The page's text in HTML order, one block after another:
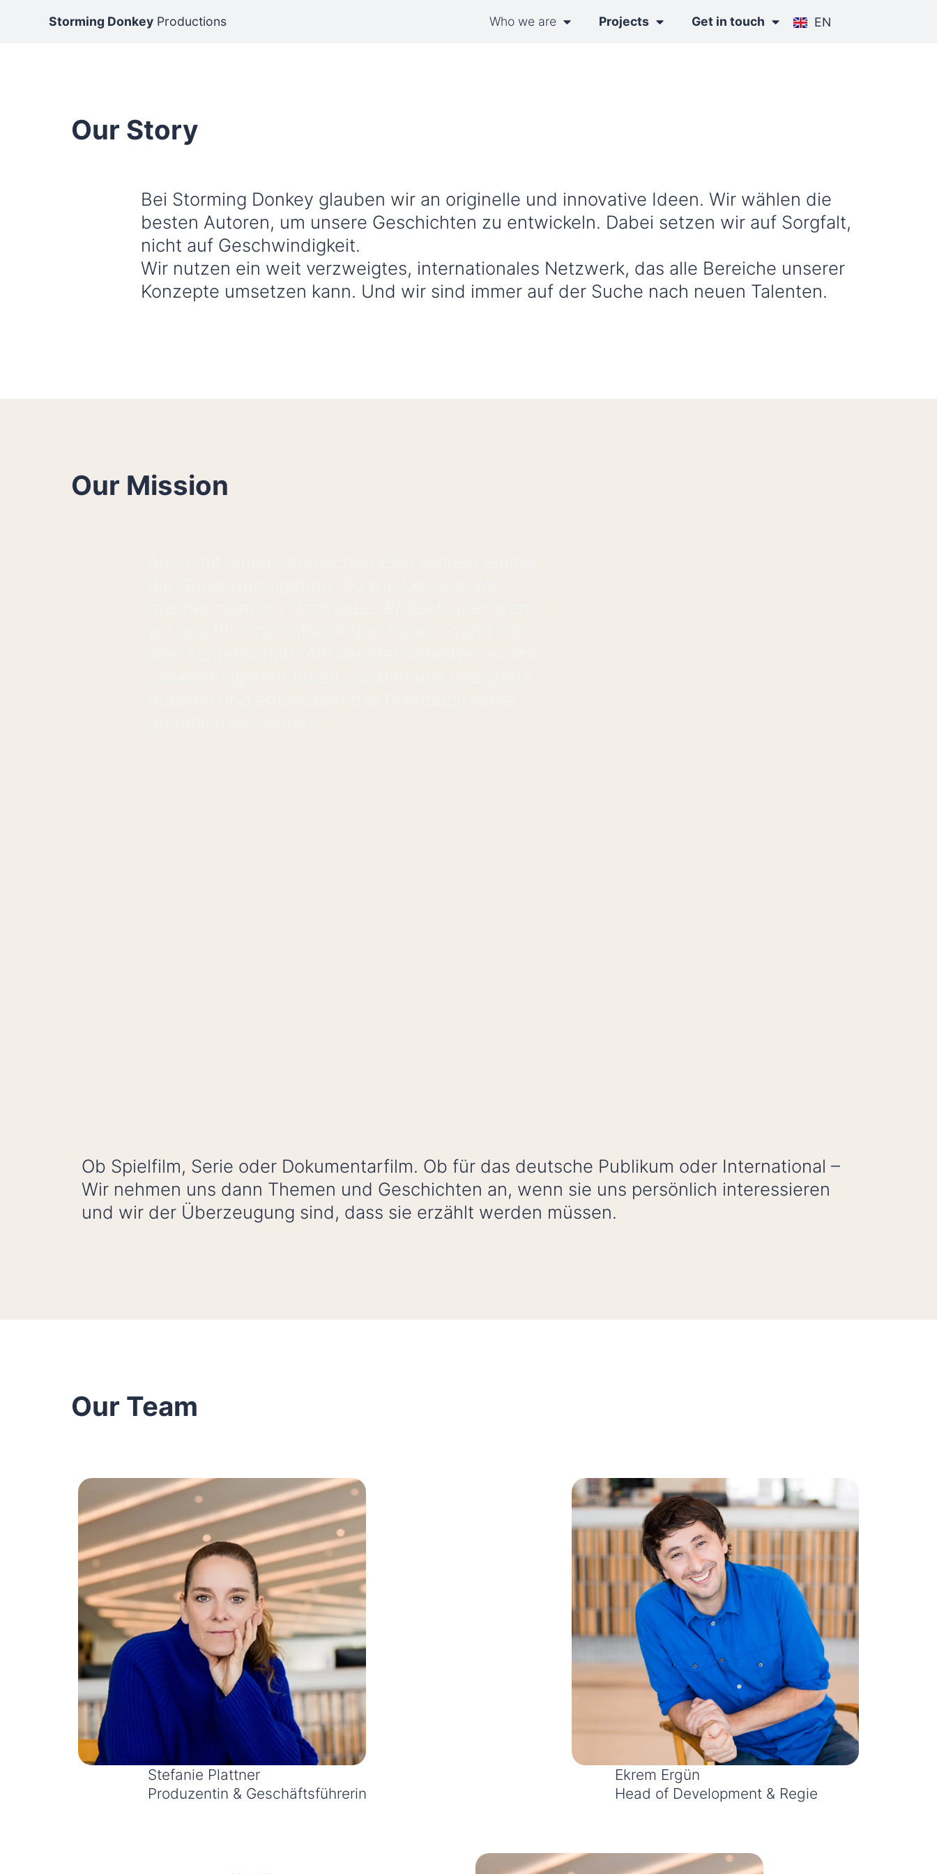
Storming Donkey Productions Who we are Projects Get in touch EN
Our Story
Bei Storming Donkey glauben wir an originelle und innovative Ideen. Wir wählen die
besten Autoren, um unsere Geschichten zu entwickeln. Dabei setzen wir auf Sorgfalt,
nicht auf Geschwindigkeit.
Wir nutzen ein weit verzweigtes, internationales Netzwerk, das alle Bereiche unserer
Konzepte umsetzen kann. Und wir sind immer auf der Suche nach neuen Talenten.
Our Mission
Ob Spielfilm, Serie oder Dokumentarfilm. Ob für das deutsche Publikum oder International –
Wir nehmen uns dann Themen und Geschichten an, wenn sie uns persönlich interessieren
und wir der Überzeugung sind, dass sie erzählt werden müssen.
Our Team
Stefanie Plattner
Produzentin & Geschäftsführerin
Ekrem Ergün
Head of Development & Regie